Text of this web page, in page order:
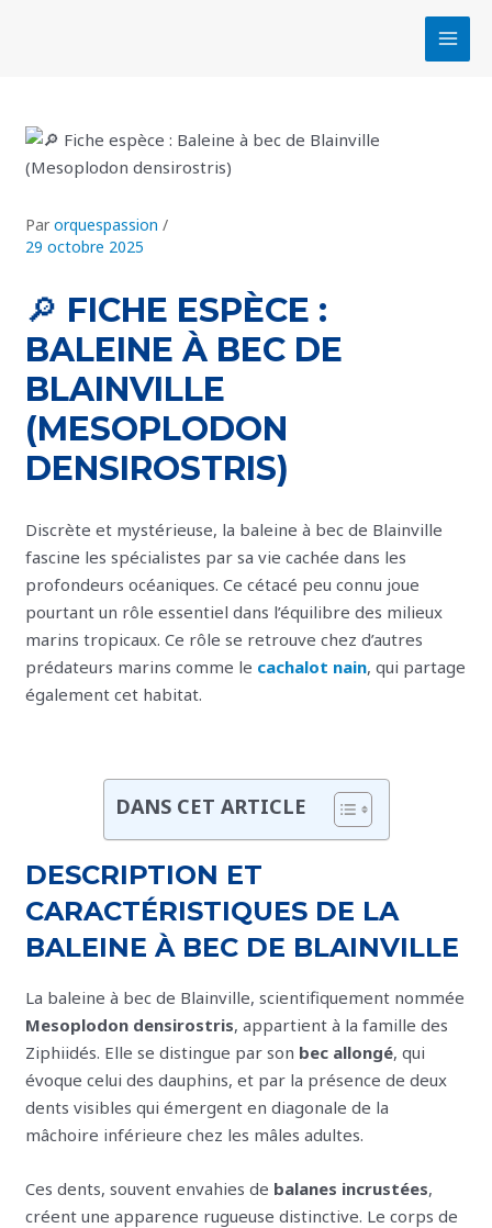
🔎 FICHE ESPÈCE :
BALEINE À BEC DE
BLAINVILLE
(MESOPLODON
DENSIROSTRIS)
Parorquespassion/
29 octobre 2025
Discrète et mystérieuse, la baleine à bec de Blainville
fascine les spécialistes par sa vie cachée dans les
profondeurs océaniques. Ce cétacé peu connu joue
pourtant un rôle essentiel dans l’équilibre des milieux
marins tropicaux. Ce rôle se retrouve chez d’autres
prédateurs marins comme le cachalot nain, qui partage
également cet habitat.
DANS CET ARTICLE
DESCRIPTION ET
CARACTÉRISTIQUES DE LA
BALEINE À BEC DE BLAINVILLE
La baleine à bec de Blainville, scientifiquement nommée
Mesoplodon densirostris, appartient à la famille des
Ziphiidés. Elle se distingue par son bec allongé, qui
évoque celui des dauphins, et par la présence de deux
dents visibles qui émergent en diagonale de la
mâchoire inférieure chez les mâles adultes.
Ces dents, souvent envahies de balanes incrustées,
créent une apparence rugueuse distinctive. Le corps de